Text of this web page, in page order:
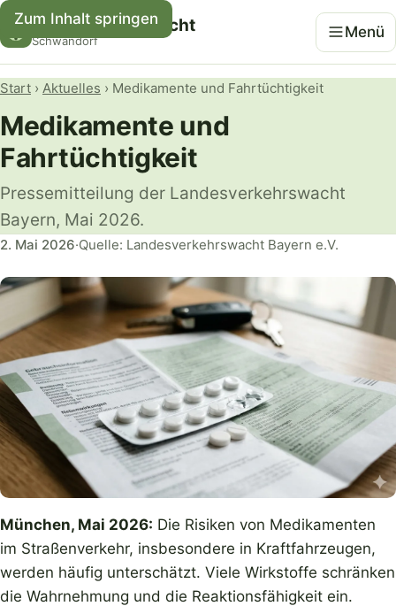
Zum Inhalt springen
Kreisverkehrswacht
Schwandorf
Menü
Start › Aktuelles › Medikamente und Fahrtüchtigkeit
Medikamente und
Fahrtüchtigkeit
Pressemitteilung der Landesverkehrswacht
Bayern, Mai 2026.
2. Mai 2026·Quelle: Landesverkehrswacht Bayern e.V.
München, Mai 2026: Die Risiken von Medikamenten
im Straßenverkehr, insbesondere in Kraftfahrzeugen,
werden häufig unterschätzt. Viele Wirkstoffe schränken
die Wahrnehmung und die Reaktionsfähigkeit ein.